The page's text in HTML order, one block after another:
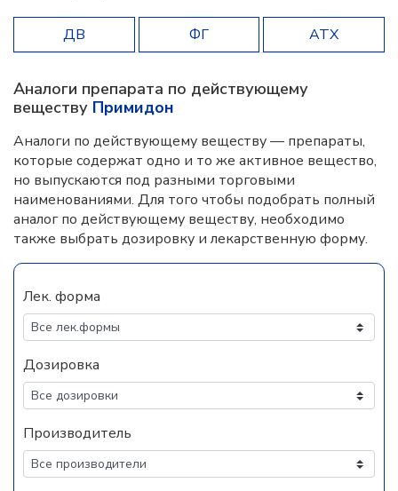
ДВ ФГ АТХ
Аналоги препарата по действующему
веществу Примидон
Аналоги по действующему веществу — препараты,
которые содержат одно и то же активное вещество,
но выпускаются под разными торговыми
наименованиями. Для того чтобы подобрать полный
аналог по действующему веществу, необходимо
также выбрать дозировку и лекарственную форму.
Лек. форма
Дозировка
Производитель